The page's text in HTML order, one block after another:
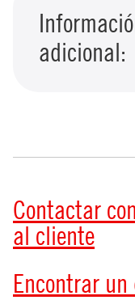
adicional:
Contactar
al cliente
Encontrar